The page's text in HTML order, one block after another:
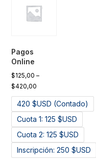
Pagos
Online
$125,00 –
$420,00
420 $USD (Contado)
Cuota 1: 125 $USD
Cuota 2: 125 $USD
Inscripción: 250 $USD